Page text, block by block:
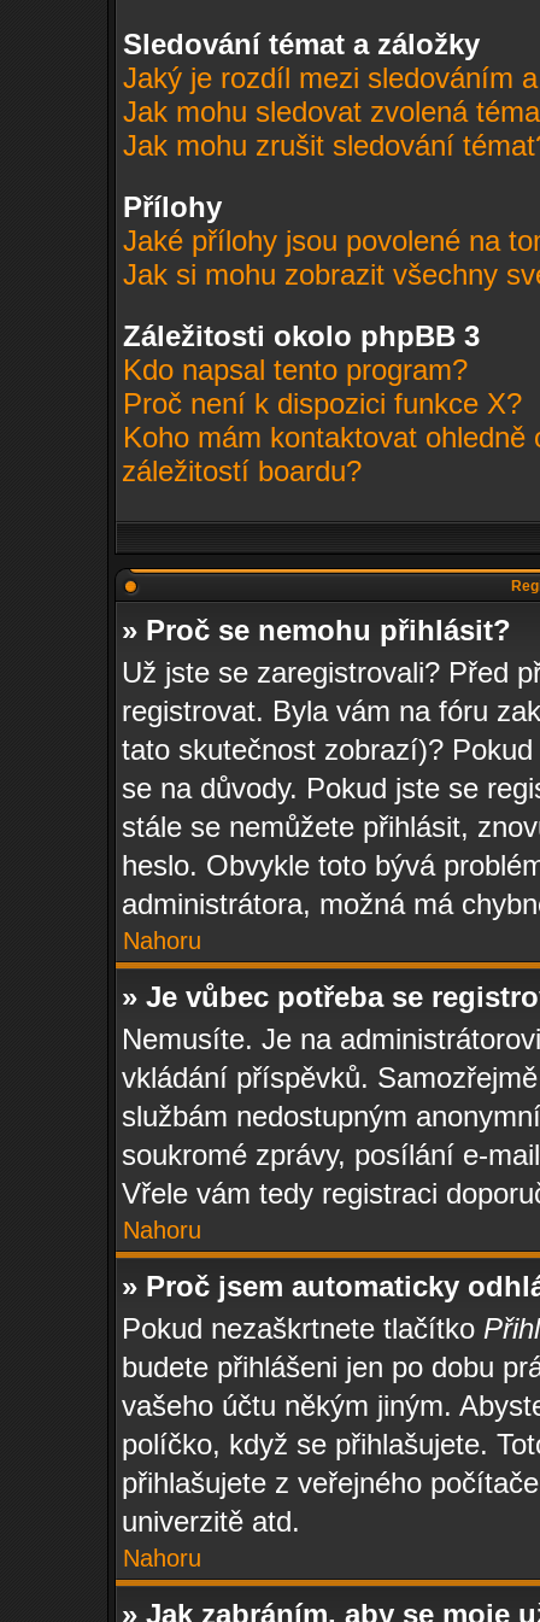
Sledování témat a záložky
Jaký je rozdíl mezi sledováním
Jak mohu sledovat zvolená
Jak mohu zrušit sledování
Přílohy
Jaké přílohy jsou povolené na
Jak si mohu zobrazit všechny
Záležitosti okolo phpBB 3
Kdo napsal tento program?
Proč není k dispozici funkce X?
Koho mám kontaktovat
záležitostí boardu?
» Proč se nemohu přihlásit?
Už jste se zaregistrovali? Před
registrovat. Byla vám na fóru
tato skutečnost zobrazí)?
se na důvody. Pokud jste se
stále se nemůžete přihlásit,
heslo. Obvykle toto bývá
administrátora, možná má
Nahoru
» Je vůbec potřeba se
Nemusíte. Je na
vkládání příspěvků.
službám nedostupným
soukromé zprávy, posílání e-
Vřele vám tedy registraci
Nahoru
» Proč jsem automaticky
Pokud nezaškrtnete tlačítko
budete přihlášeni jen po dobu
vašeho účtu někým jiným.
políčko, když se přihlašujete.
přihlašujete z veřejného
univerzitě atd.
Nahoru
» Jak zabráním, aby se moje